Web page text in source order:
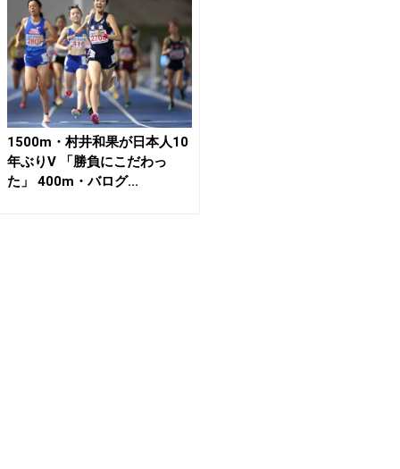
1500m・村井和果が日本人10
年ぶりV 「勝負にこだわっ
た」 400m・バログ...